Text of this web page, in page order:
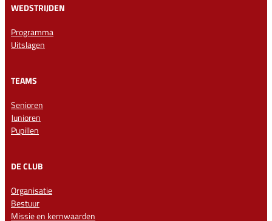
WEDSTRIJDEN
Programma
Uitslagen
TEAMS
Senioren
Junioren
Pupillen
DE CLUB
Organisatie
Bestuur
Missie en kernwaarden